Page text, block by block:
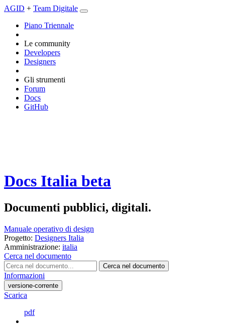
AGID + Team Digitale
Piano Triennale
Le community
Developers
Designers
Gli strumenti
Forum
Docs
GitHub
Docs Italia beta
Documenti pubblici, digitali.
Manuale operativo di design
Progetto: Designers Italia
Amministrazione: italia
Cerca nel documento
Cerca nel documento
Informazioni
versione-corrente
Scarica
pdf